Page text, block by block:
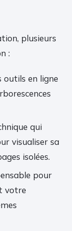
plusieurs
:
outils en ligne
qui
visualiser sa
isolées.
pour
votre